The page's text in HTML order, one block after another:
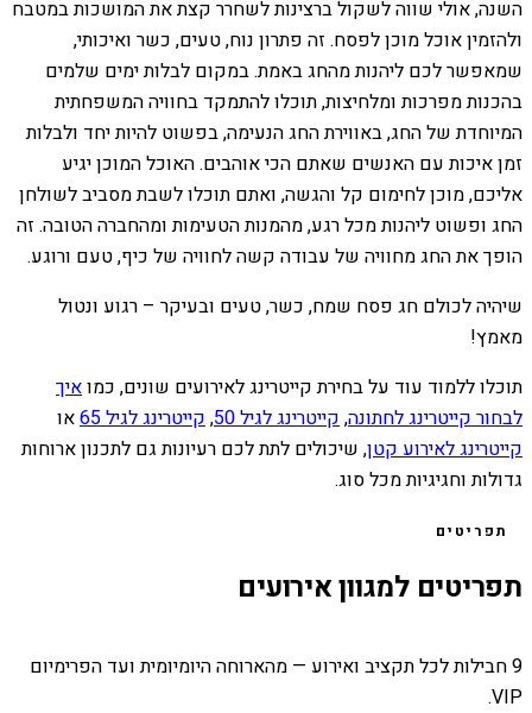
השנה, אולי שווה לשקול ברצינות לשחרר קצת את המושכות במטבח
ולהזמין אוכל מוכן לפסח. זה פתרון נוח, טעים, כשר ואיכותי,
שמאפשר לכם ליהנות מהחג באמת. במקום לבלות ימים שלמים
בהכנות מפרכות ומלחיצות, תוכלו להתמקד בחוויה המשפחתית
המיוחדת של החג, באווירת החג הנעימה, בפשוט להיות יחד ולבלות
זמן איכות עם האנשים שאתם הכי אוהבים. האוכל המוכן יגיע
אליכם, מוכן לחימום קל והגשה, ואתם תוכלו לשבת מסביב לשולחן
החג ופשוט ליהנות מכל רגע, מהמנות הטעימות ומהחברה הטובה. זה
הופך את החג מחוויה של עבודה קשה לחוויה של כיף, טעם ורוגע.
שיהיה לכולם חג פסח שמח, כשר, טעים ובעיקר – רגוע ונטול
מאמץ!
תוכלו ללמוד עוד על בחירת קייטרינג לאירועים שונים, כמואיך
לבחור קייטרינג לחתונה, קייטרינג לגיל 50 , קייטרינג לגיל 65
או
קייטרינג לאירוע קטן, שיכולים לתת לכם רעיונות גם לתכנון ארוחות
גדולות וחגיגיות מכל סוג.
תפריטים
תפריטים למגוון אירועים
9 חבילות לכל תקציב ואירוע — מהארוחה היומיומית ועד הפרימיום
VIP.